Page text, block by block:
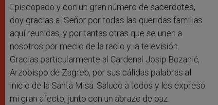
Episcopado y con un gran número de sacerdotes,
doy gracias al Señor por todas las queridas familias
aquí reunidas, y por tantas otras que se unen a
nosotros por medio de la radio y la televisión.
Gracias particularmente al Cardenal Josip Bozanić,
Arzobispo de Zagreb, por sus cálidas palabras al
inicio de la Santa Misa. Saludo a todos y les expreso
mi gran afecto, junto con un abrazo de paz.